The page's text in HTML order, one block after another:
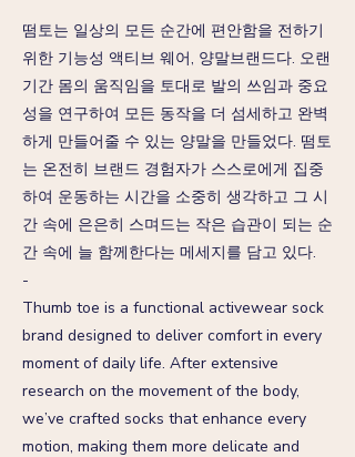
떰토는 일상의 모든 순간에 편안함을 전하기
위한 기능성 액티브 웨어, 양말브랜드다. 오랜
기간 몸의 움직임을 토대로 발의 쓰임과 중요
성을 연구하여 모든 동작을 더 섬세하고 완벽
하게 만들어줄 수 있는 양말을 만들었다. 떰토
는 온전히 브랜드 경험자가 스스로에게 집중
하여 운동하는 시간을 소중히 생각하고 그 시
간 속에 은은히 스며드는 작은 습관이 되는 순
간 속에 늘 함께한다는 메세지를 담고 있다.
-
Thumb toe is a functional activewear sock
brand designed to deliver comfort in every
moment of daily life. After extensive
research on the movement of the body,
we’ve crafted socks that enhance every
motion, making them more delicate and